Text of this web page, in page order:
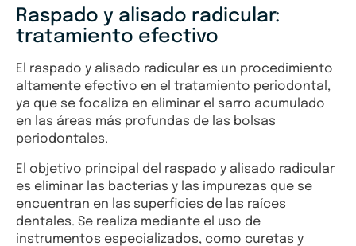
Raspado y alisado radicular:
tratamiento efectivo
El raspado y alisado radicular es un procedimiento
altamente efectivo en el tratamiento periodontal,
ya que se focaliza en eliminar el sarro acumulado
en las áreas más profundas de las bolsas
periodontales.
El objetivo principal del raspado y alisado radicular
es eliminar las bacterias y las impurezas que se
encuentran en las superficies de las raíces
dentales. Se realiza mediante el uso de
instrumentos especializados, como curetas y